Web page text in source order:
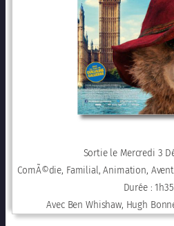
Sortie le Mercredi 3
ComÃ©die, Familial, Animation,
Durée :
Avec Ben Whishaw, Hugh